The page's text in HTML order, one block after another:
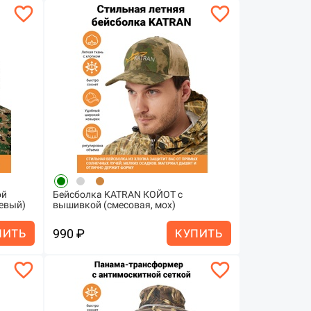
favorite_border favorite_border
Бейсболка KATRAN КОЙОТ с
вышивкой (смесовая, мох)
990 ₽ КУПИТЬ
favorite_border favorite_border